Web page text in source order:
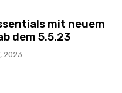
mit neuem
dem 5.5.23
2023